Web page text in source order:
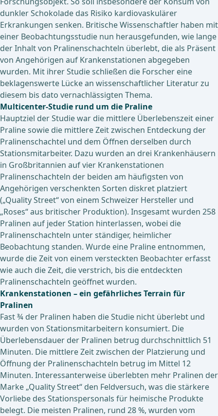
dunkler Schokolade das Risiko kardiovaskulärer
Erkrankungen senken. Britische Wissenschaftler haben mit
einer Beobachtungsstudie nun herausgefunden, wie lange
der Inhalt von Pralinenschachteln überlebt, die als Präsent
von Angehörigen auf Krankenstationen abgegeben
wurden. Mit ihrer Studie schließen die Forscher eine
beklagenswerte Lücke an wissenschaftlicher Literatur zu
diesem bis dato vernachlässigten Thema.
Multicenter-Studie rund um die Praline
Hauptziel der Studie war die mittlere Überlebenszeit einer
Praline sowie die mittlere Zeit zwischen Entdeckung der
Pralinenschachtel und dem Öffnen derselben durch
Stationsmitarbeiter. Dazu wurden an drei Krankenhäusern
in Großbritannien auf vier Krankenstationen
Pralinenschachteln der beiden am häufigsten von
Angehörigen verschenkten Sorten diskret platziert
(„Quality Street“ von einem Schweizer Hersteller und
„Roses“ aus britischer Produktion). Insgesamt wurden 258
Pralinen auf jeder Station hinterlassen, wobei die
Pralinenschachteln unter ständiger, heimlicher
Beobachtung standen. Wurde eine Praline entnommen,
wurde die Zeit von einem versteckten Beobachter erfasst
wie auch die Zeit, die verstrich, bis die entdeckten
Pralinenschachteln geöffnet wurden.
Krankenstationen – ein gefährliches Terrain für
Pralinen
Fast ¾ der Pralinen haben die Studie nicht überlebt und
wurden von Stationsmitarbeitern konsumiert. Die
Überlebensdauer der Pralinen betrug durchschnittlich 51
Minuten. Die mittlere Zeit zwischen der Platzierung und
Öffnung der Pralinenschachteln betrug im Mittel 12
Minuten. Interessanterweise überlebten mehr Pralinen der
Marke „Quality Street“ den Feldversuch, was die stärkere
Vorliebe des Stationspersonals für heimische Produkte
belegt. Die meisten Pralinen, rund 28 %, wurden vom